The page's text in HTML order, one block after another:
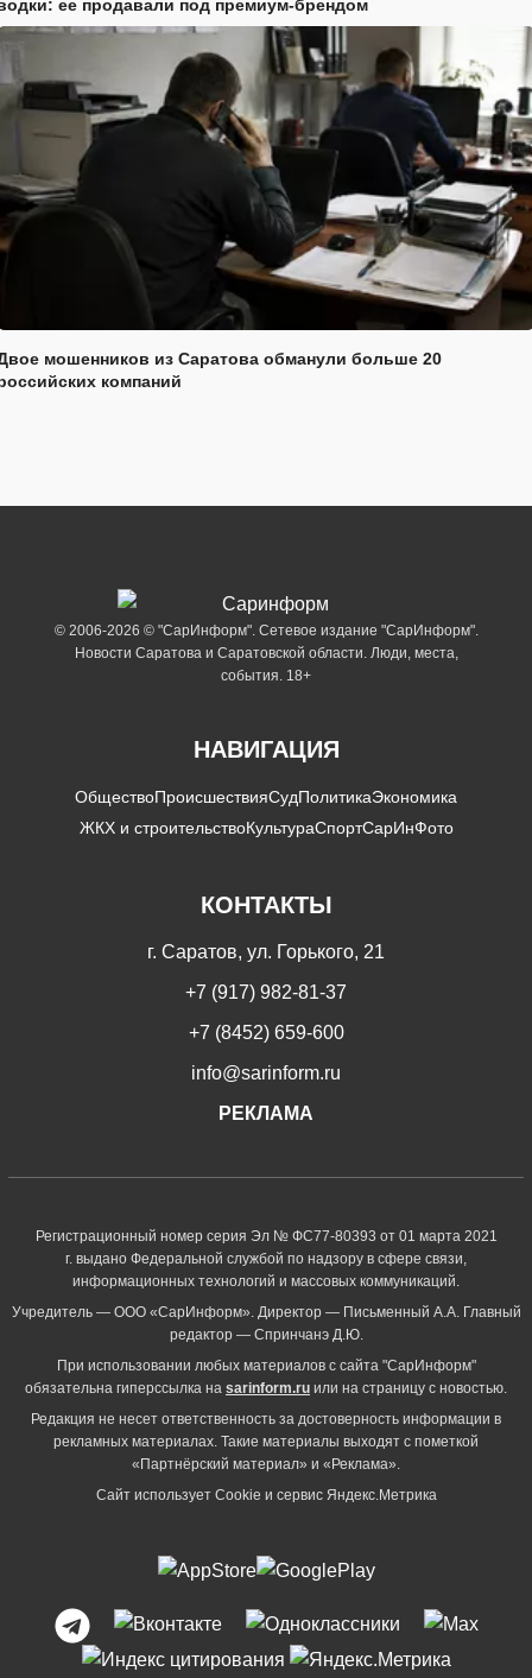
ее продавали под премиум-брендом
мошенников из Саратова обманули больше 20
компаний
© 2006-2026 © "СарИнформ". Сетевое издание "СарИнформ".
Новости Саратова и Саратовской области. Люди, места,
события. 18+
НАВИГАЦИЯ
ОбществоПроисшествияСудПолитикаЭкономика
ЖКХ и строительствоКультураСпортСарИнФото
КОНТАКТЫ
г. Саратов, ул. Горького, 21
+7 (917) 982-81-37
+7 (8452) 659-600
info@sarinform.ru
РЕКЛАМА
Регистрационный номер серия Эл № ФС77-80393 от 01 марта 2021
г. выдано Федеральной службой по надзору в сфере связи,
информационных технологий и массовых коммуникаций.
Учредитель — ООО «СарИнформ». Директор — Письменный А.А. Главный
редактор — Спринчанэ Д.Ю.
При использовании любых материалов с сайта "СарИнформ"
обязательна гиперссылка на sarinform.ru или на страницу с новостью.
Редакция не несет ответственность за достоверность информации в
рекламных материалах. Такие материалы выходят с пометкой
«Партнёрский материал» и «Реклама».
Сайт использует Cookie и сервиc Яндекс.Метрика